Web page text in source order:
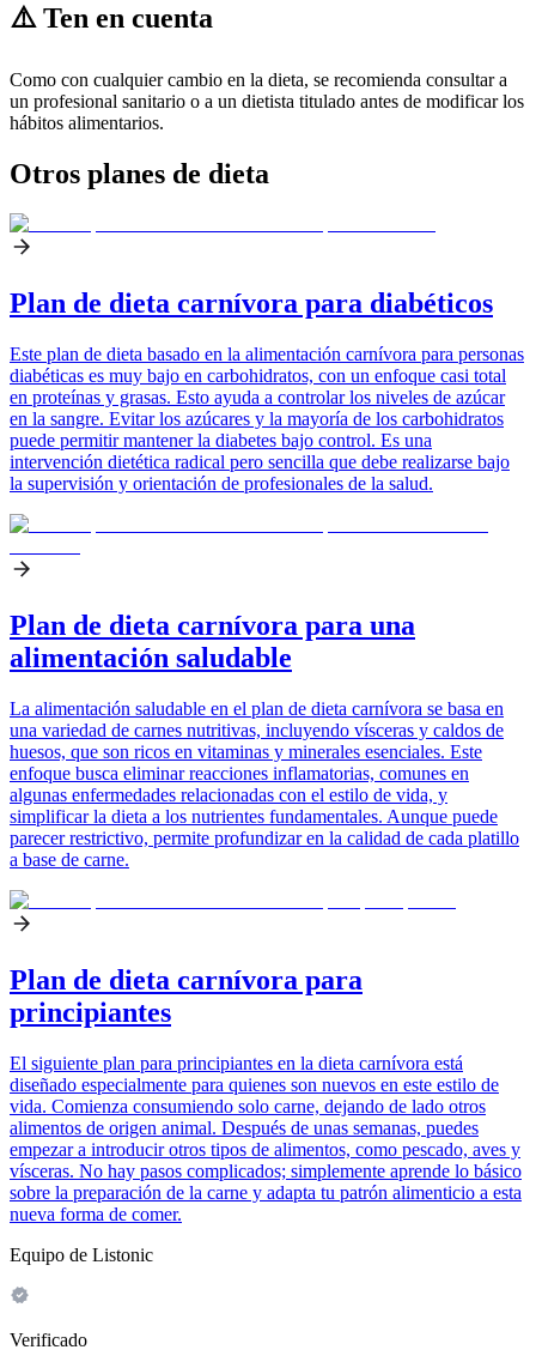
⚠️ Ten en cuenta
Como con cualquier cambio en la dieta, se recomienda consultar a
un profesional sanitario o a un dietista titulado antes de modificar los
hábitos alimentarios.
Otros planes de dieta
Plan de dieta carnívora para diabéticos
Este plan de dieta basado en la alimentación carnívora para personas
diabéticas es muy bajo en carbohidratos, con un enfoque casi total
en proteínas y grasas. Esto ayuda a controlar los niveles de azúcar
en la sangre. Evitar los azúcares y la mayoría de los carbohidratos
puede permitir mantener la diabetes bajo control. Es una
intervención dietética radical pero sencilla que debe realizarse bajo
la supervisión y orientación de profesionales de la salud.
Plan de dieta carnívora para una
alimentación saludable
La alimentación saludable en el plan de dieta carnívora se basa en
una variedad de carnes nutritivas, incluyendo vísceras y caldos de
huesos, que son ricos en vitaminas y minerales esenciales. Este
enfoque busca eliminar reacciones inflamatorias, comunes en
algunas enfermedades relacionadas con el estilo de vida, y
simplificar la dieta a los nutrientes fundamentales. Aunque puede
parecer restrictivo, permite profundizar en la calidad de cada platillo
a base de carne.
Plan de dieta carnívora para
principiantes
El siguiente plan para principiantes en la dieta carnívora está
diseñado especialmente para quienes son nuevos en este estilo de
vida. Comienza consumiendo solo carne, dejando de lado otros
alimentos de origen animal. Después de unas semanas, puedes
empezar a introducir otros tipos de alimentos, como pescado, aves y
vísceras. No hay pasos complicados; simplemente aprende lo básico
sobre la preparación de la carne y adapta tu patrón alimenticio a esta
nueva forma de comer.
Equipo de Listonic
Verificado